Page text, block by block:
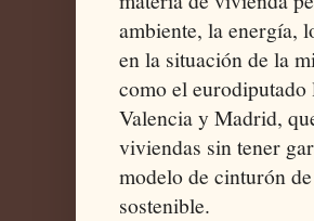
ambiente, la energía,
en la situación de la
como el
Valencia y Madrid,
viviendas sin tener
modelo de cinturón
sostenible.